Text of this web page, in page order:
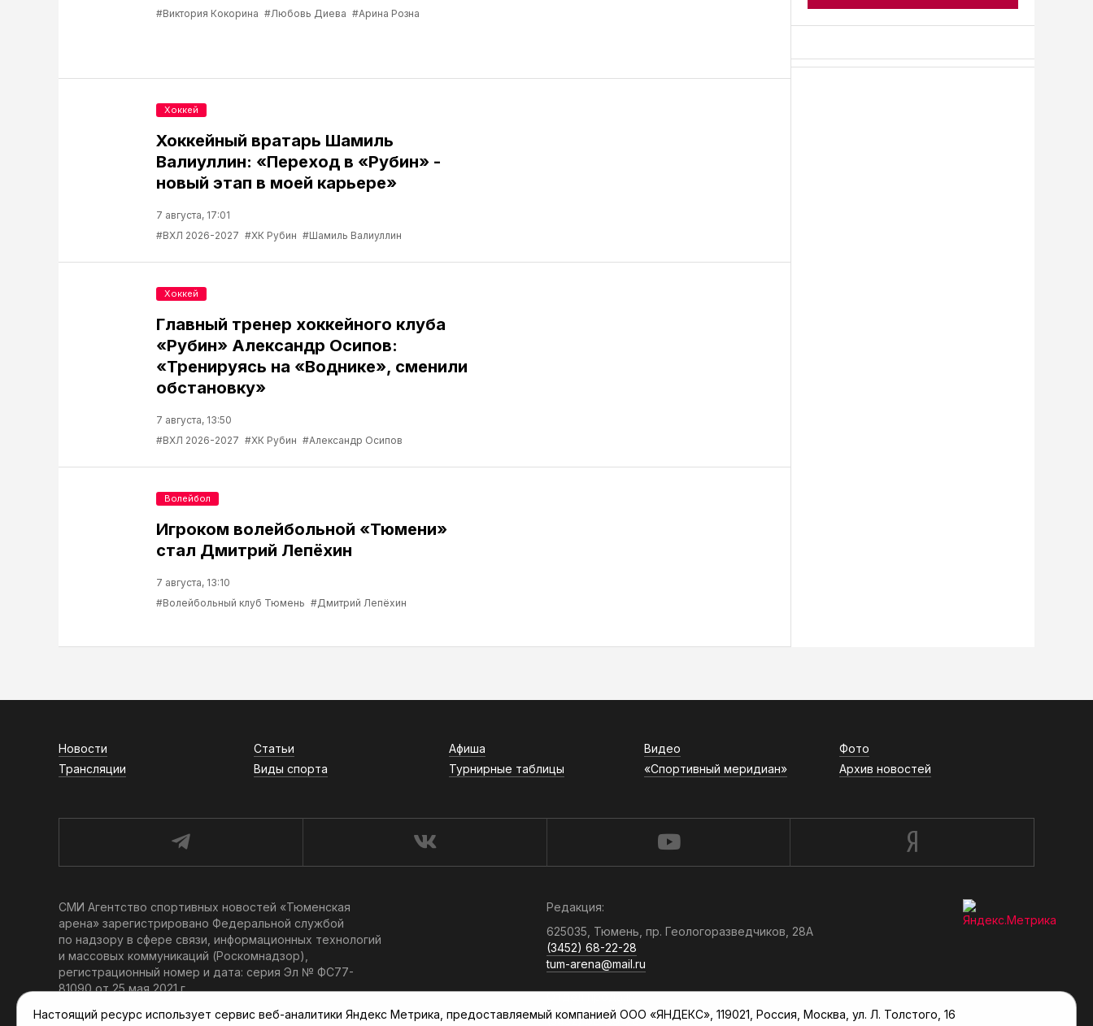
#Виктория Кокорина #Любовь Диева #Арина Розна
Хоккейный вратарь Шамиль
Валиуллин: «Переход в «Рубин» -
новый этап в моей карьере»
7 августа, 17:01
#ВХЛ 2026-2027 #ХК Рубин #Шамиль Валиуллин
Хоккей
Главный тренер хоккейного клуба
«Рубин» Александр Осипов:
«Тренируясь на «Воднике», сменили
обстановку»
7 августа, 13:50
#ВХЛ 2026-2027 #ХК Рубин #Александр Осипов
Хоккей
Игроком волейбольной «Тюмени»
стал Дмитрий Лепёхин
7 августа, 13:10
#Волейбольный клуб Тюмень #Дмитрий Лепёхин
Волейбол
Новости Статьи Афиша Видео
Фото
Трансляции
Виды спорта Турнирные таблицы «Спортивный меридиан» Архив новостей
СМИ Агентство спортивных новостей «Тюменская
арена» зарегистрировано Федеральной службой
по надзору в сфере связи, информационных технологий
и массовых коммуникаций (Роскомнадзор),
регистрационный номер и дата: серия Эл № ФС77-
81090 от 25 мая 2021 г.
Главный редактор: Мартынов В. В.
Редакция:
625035, Тюмень, пр. Геологоразведчиков, 28А
(3452) 68-22-28
tum-arena@mail.ru
Отдел продаж:
(3452) 68-89-78
Настоящий ресурс использует сервис веб-аналитики Яндекс Метрика, предоставляемый компанией ООО «ЯНДЕКС», 119021, Россия, Москва, ул. Л. Толстого, 16